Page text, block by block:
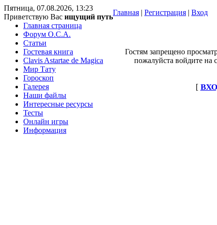
Пятница, 07.08.2026, 13:23
Приветствую Вас ищущий путь
Главная | Регистрация | Вход
Главная страница
Форум O.C.A.
Статьи
Гостевая книга
Clavis Astartae de Magica
Мир Тату
Гороскоп
Галерея
Наши файлы
Интересные ресурсы
Тесты
Онлайн игры
Информация
Гостям запрещено
пожалуйста войдите на
[